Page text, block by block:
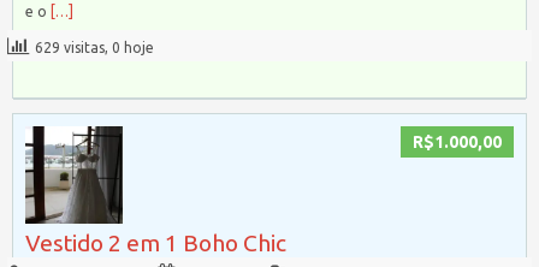
e o
[…]
629 visitas, 0 hoje
R$1.000,00
Vestido 2 em 1 Boho Chic